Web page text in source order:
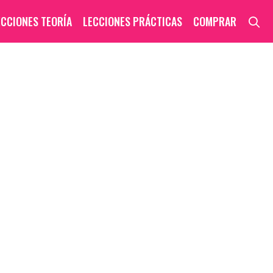
TEORÍA LECCIONES PRÁCTICAS COMPRAR